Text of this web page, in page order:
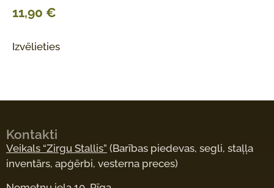
11,90 €
Izvēlieties
Kontakti
Veikals “Zirgu Stallis” (Barības piedevas, segli, staļļa
inventārs, apģērbi, vesterna preces)